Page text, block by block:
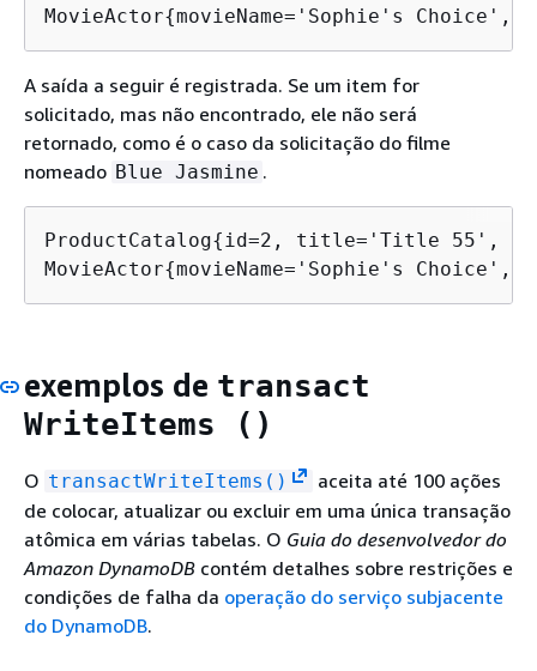
MovieActor{movieName='Sophie's Choice',
A saída a seguir é registrada. Se um item for
solicitado, mas não encontrado, ele não será
retornado, como é o caso da solicitação do filme
nomeado Blue Jasmine .
ProductCatalog{ id=2, title='Title 55',
MovieActor{movieName='Sophie's Choice',
exemplos de transact
WriteItems ()
O transactWriteItems()
aceita até 100 ações
de colocar, atualizar ou excluir em uma única transação
atômica em várias tabelas. O Guia do desenvolvedor do
Amazon DynamoDB contém detalhes sobre restrições e
condições de falha da operação do serviço subjacente
do DynamoDB.